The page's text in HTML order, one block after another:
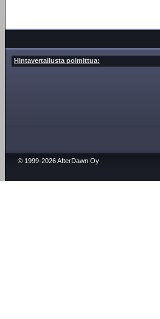
Hintavertailusta poimittua:
© 1999-2026 AfterDawn Oy